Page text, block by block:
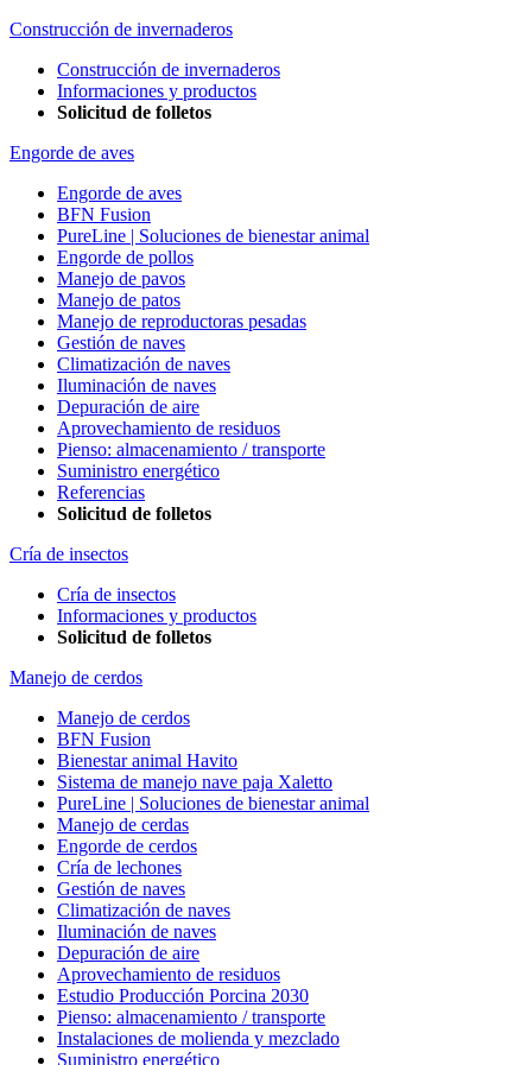
Construcción de invernaderos
Construcción de invernaderos
Informaciones y productos
Solicitud de folletos
Engorde de aves
Engorde de aves
BFN Fusion
PureLine | Soluciones de bienestar animal
Engorde de pollos
Manejo de pavos
Manejo de patos
Manejo de reproductoras pesadas
Gestión de naves
Climatización de naves
Iluminación de naves
Depuración de aire
Aprovechamiento de residuos
Pienso: almacenamiento / transporte
Suministro energético
Referencias
Solicitud de folletos
Cría de insectos
Cría de insectos
Informaciones y productos
Solicitud de folletos
Manejo de cerdos
Manejo de cerdos
BFN Fusion
Bienestar animal Havito
Sistema de manejo nave paja Xaletto
PureLine | Soluciones de bienestar animal
Manejo de cerdas
Engorde de cerdos
Cría de lechones
Gestión de naves
Climatización de naves
Iluminación de naves
Depuración de aire
Aprovechamiento de residuos
Estudio Producción Porcina 2030
Pienso: almacenamiento / transporte
Instalaciones de molienda y mezclado
Suministro energético